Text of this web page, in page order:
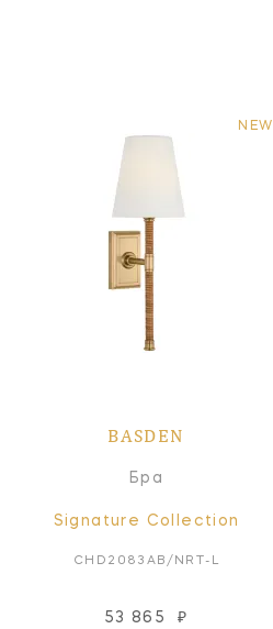
NEW
BASDEN
Бра
Signature Collection
CHD2083AB/NRT-L
53 865 ₽